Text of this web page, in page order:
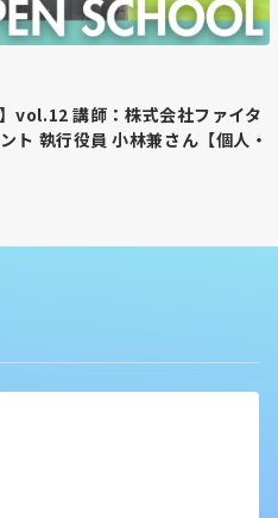
vol.12 講師：株式会社ファイタ
ト 執行役員 小林兼さん【個人・